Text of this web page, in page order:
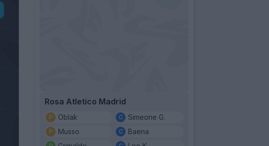
Rosa Atletico Madrid
Oblak
Musso
Simeone G.
Baena